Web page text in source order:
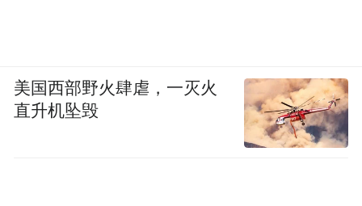
美国西部野火肆虐，一灭火
直升机坠毁